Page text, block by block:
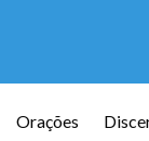
Orações